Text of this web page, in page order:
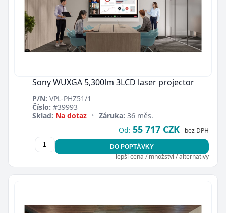
Sony WUXGA 5,300lm 3LCD laser projector
P/N: VPL-PHZ51/1
Číslo: #39993
Sklad: Na dotaz • Záruka: 36 měs.
Od: 55 717 CZK bez DPH
DO POPTÁVKY
lepší cena / množství / alternativy